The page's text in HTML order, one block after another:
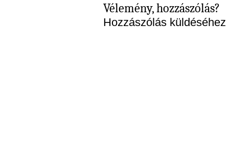
Vélemény, hozzászólás?
Hozzászólás küldéséhez